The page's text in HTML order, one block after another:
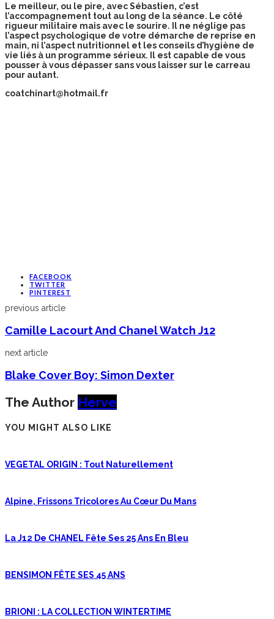
Le meilleur, ou le pire, avec Sébastien, c’est
l’accompagnement tout au long de la séance. Le côté
rigueur militaire mais avec le sourire. Il ne néglige pas
l’aspect psychologique de votre démarche de reprise en
main, ni l’aspect nutritionnel et les conseils d’hygiène de
vie liés à un programme sérieux. Il est capable de vous
pousser à vous dépasser sans vous laisser sur le carreau
pour autant.
coatchinart@hotmail.fr
FACEBOOK
TWITTER
PINTEREST
previous article
Camille Lacourt And Chanel Watch J12
next article
Blake Cover Boy: Simon Dexter
The Author Herve
YOU MIGHT ALSO LIKE
VEGETAL ORIGIN : Tout Naturellement
Alpine, Frissons Tricolores Au Cœur Du Mans
La J12 De CHANEL Fête Ses 25 Ans En Bleu
BENSIMON FÊTE SES 45 ANS
BRIONI : LA COLLECTION WINTERTIME